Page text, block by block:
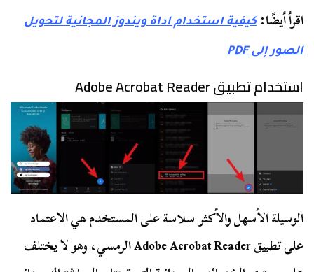
اقرأ أيضًا:كيفية استخدام اداة ويندوز المجانية لتحويل
الصور إلى PDF
استخدام تطبيق Adobe Acrobat Reader
الوسيلة الأسهل والأكثر سلاسة على المستخدم هي الاعتماد
على تطبيق Adobe Acrobat Reader الرمسي، وهو لا يختلف